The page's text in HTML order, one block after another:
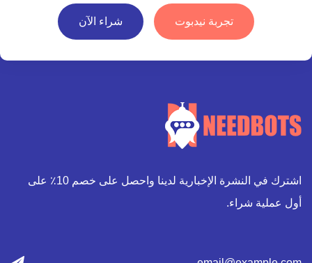
تجربة نيدبوت شراء الآن
اشترك في النشرة الإخبارية لدينا واحصل على خصم 10٪ على
أول عملية شراء.